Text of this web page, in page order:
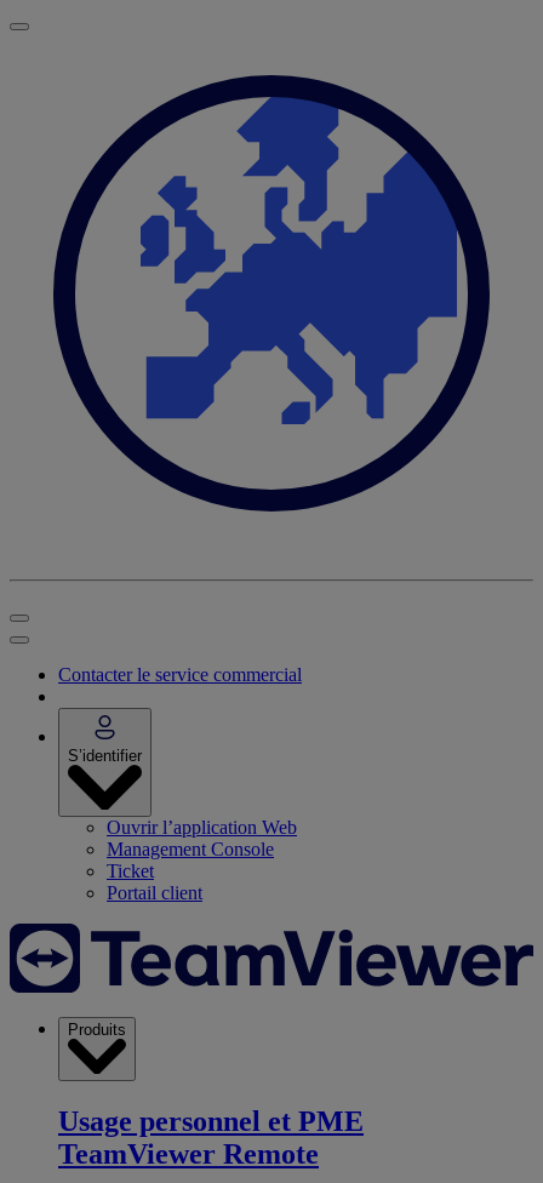
Contacter le service commercial
S’identifier
Ouvrir l’application Web
Management Console
Ticket
Portail client
Produits
Usage personnel et PME
TeamViewer Remote